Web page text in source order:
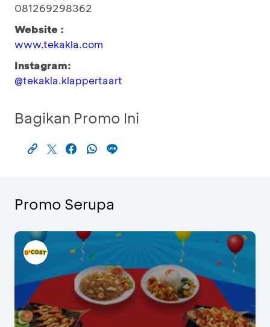
081269298362
Website :
www.tekakla.com
Instagram:
@tekakla.klappertaart
Bagikan Promo Ini
Promo Serupa